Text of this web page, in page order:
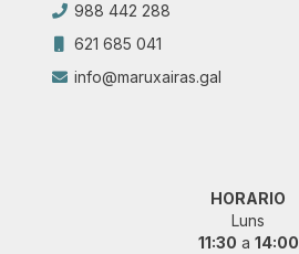
988 442 288
621 685 041
info@maruxairas.gal
HORARIO
Luns
11:30 a 14:00